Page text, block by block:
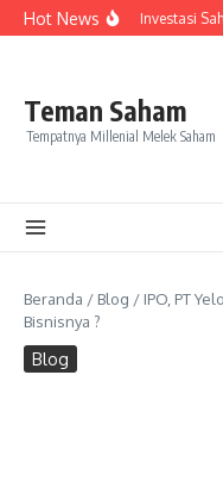
Lewati ke konten
Hot News
Badai PHK , Investasi
Teman Saham
Tempatnya Millenial Melek Saham
Beranda / Blog / IPO, PT
Bisnisnya ?
Blog